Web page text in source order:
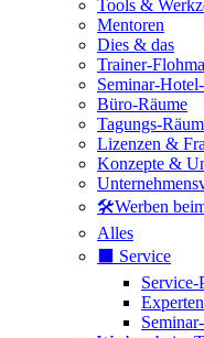
Tools &
Mentoren
Dies & das
Trainer-
Seminar-
Büro-Räume
Tagungs-
Lizenzen &
Konzepte &
🛠️Werben
Alles
⬛️ Service
Service-